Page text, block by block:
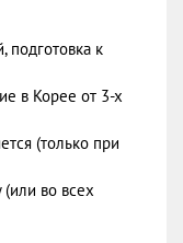
подготовка к
в Корее от 3-х
(только при
(или во всех